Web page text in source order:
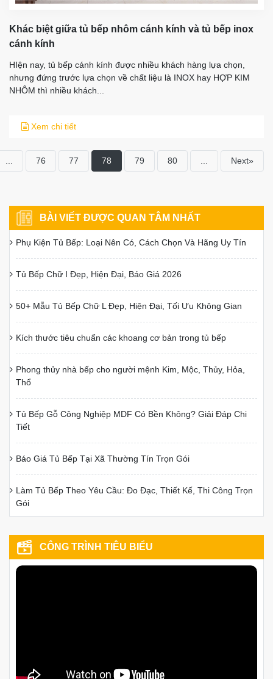
Khác biệt giữa tủ bếp nhôm cánh kính và tủ bếp inox
cánh kính
HIện nay, tủ bếp cánh kính được nhiều khách hàng lựa chọn,
nhưng đứng trước lựa chọn về chất liệu là INOX hay HỢP KIM
NHÔM thì nhiều khách...
Xem chi tiết
... 76 77 78 79 80 ... Next»
BÀI VIẾT ĐƯỢC QUAN TÂM NHẤT
Phụ Kiện Tủ Bếp: Loại Nên Có, Cách Chọn Và Hãng Uy Tín
Tủ Bếp Chữ I Đẹp, Hiện Đại, Báo Giá 2026
50+ Mẫu Tủ Bếp Chữ L Đẹp, Hiện Đại, Tối Ưu Không Gian
Kích thước tiêu chuẩn các khoang cơ bản trong tủ bếp
Phong thủy nhà bếp cho người mệnh Kim, Mộc, Thủy, Hỏa,
Thổ
Tủ Bếp Gỗ Công Nghiệp MDF Có Bền Không? Giải Đáp Chi
Tiết
Báo Giá Tủ Bếp Tại Xã Thường Tín Trọn Gói
Làm Tủ Bếp Theo Yêu Cầu: Đo Đạc, Thiết Kế, Thi Công Trọn
Gói
CÔNG TRÌNH TIÊU BIỂU